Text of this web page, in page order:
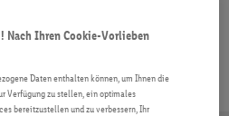
Nach Ihren Cookie-Vorlieben
Daten enthalten können, um Ihnen die
Verfügung zu stellen, ein optimales
bereitzustellen und zu verbessern, Ihr